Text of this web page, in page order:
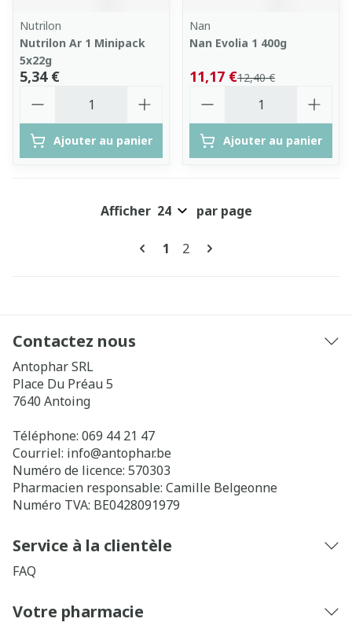
Nutrilon
Nutrilon Ar 1 Minipack
5x22g
5,34 €
Ajouter au panier
Nan
Nan Evolia 1 400g
12,40 €
11,17 €
Ajouter au panier
Pages
Vous lisez actuellement la
1 Page
2
Afficher par page
Contactez nous
Antophar SRL
Place Du Préau 5
7640 Antoing
Téléphone: 069 44 21 47
Courriel: info@antophar.be
Numéro de licence: 570303
Pharmacien responsable: Camille Belgeonne
Numéro TVA: BE0428091979
Service à la clientèle
FAQ
Votre pharmacie